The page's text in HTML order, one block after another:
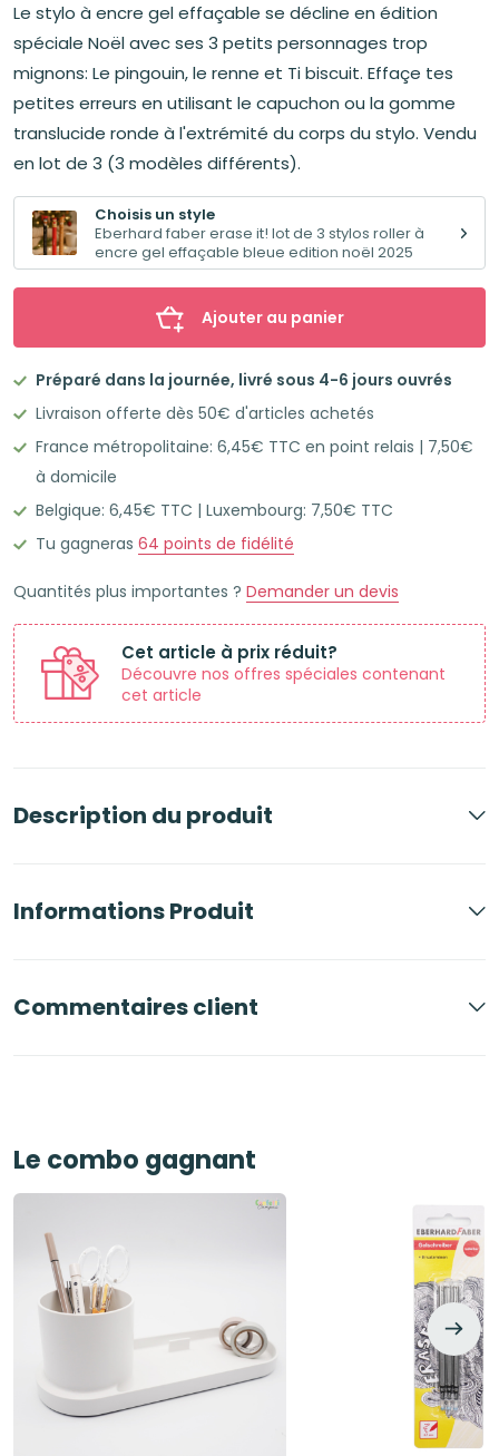
Le stylo à encre gel effaçable se décline en édition
spéciale Noël avec ses 3 petits personnages trop
mignons: Le pingouin, le renne et Ti biscuit. Effaçe tes
petites erreurs en utilisant le capuchon ou la gomme
translucide ronde à l'extrémité du corps du stylo. Vendu
en lot de 3 (3 modèles différents).
Choisis un style
Eberhard faber erase it! lot de 3 stylos roller à
encre gel effaçable bleue edition noël 2025
Ajouter au panier
Préparé dans la journée, livré sous 4-6 jours ouvrés
Livraison offerte dès 50€ d'articles achetés
France métropolitaine: 6,45€ TTC en point relais | 7,50€
à domicile
Belgique: 6,45€ TTC | Luxembourg: 7,50€ TTC
Tu gagneras 64 points de fidélité
Quantités plus importantes ? Demander un devis
Cet article à prix réduit?
Découvre nos offres spéciales contenant
cet article
Description du produit
Informations Produit
Commentaires client
Le combo gagnant